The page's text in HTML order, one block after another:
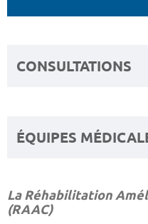
CONSULTATIONS
ÉQUIPES
La Réhabilitation
(RAAC)